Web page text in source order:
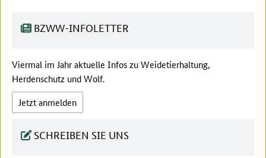
BZWW-INFOLETTER
Viermal im Jahr aktuelle Infos zu Weidetierhaltung,
Herdenschutz und Wolf.
Jetzt anmelden
SCHREIBEN SIE UNS